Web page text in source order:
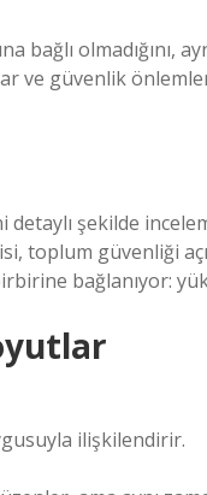
bağlı olmadığını,
ve güvenlik
detaylı şekilde
toplum güvenliği
bağlanıyor:
ilişkilendirir.